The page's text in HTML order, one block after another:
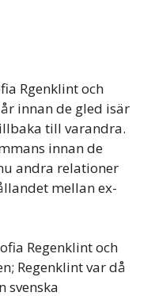
Rgenklint och
innan de gled isär
till varandra.
innan de
andra relationer
mellan ex-
Regenklint och
Regenklint var då
svenska